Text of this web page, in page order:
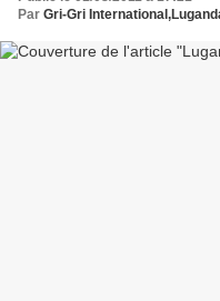
Par Gri-Gri International,Luganda